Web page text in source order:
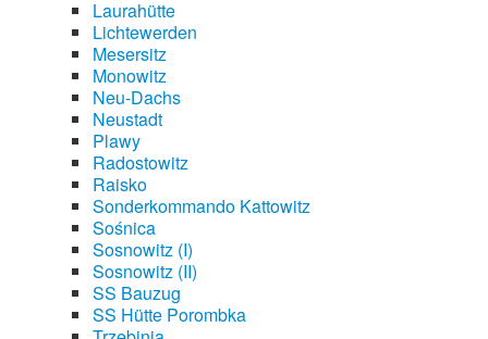
Laurahütte
Lichtewerden
Mesersitz
Monowitz
Neu-Dachs
Neustadt
Plawy
Radostowitz
Raisko
Sonderkommando Kattowitz
Sośnica
Sosnowitz (I)
Sosnowitz (II)
SS Bauzug
SS Hütte Porombka